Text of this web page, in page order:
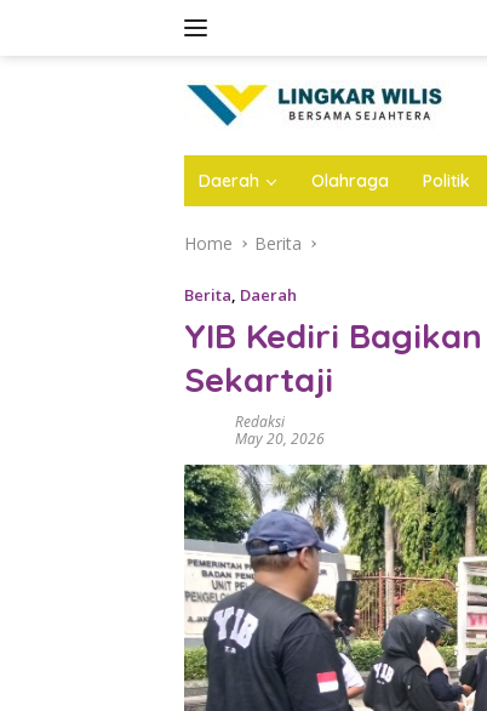
Daerah Olahraga Politik
Home Berita
Berita, Daerah
YIB Kediri
Sekartaji
Redaksi
May 20, 2026